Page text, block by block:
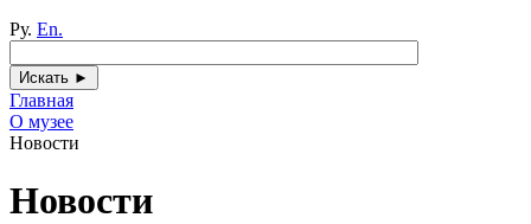
Ру. En.
Главная
О музее
Новости
Новости